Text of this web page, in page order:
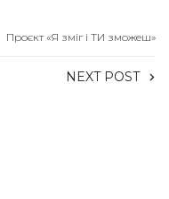
Проєкт «Я зміг і ТИ зможеш»
NEXT POST